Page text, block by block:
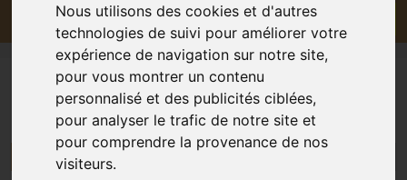
Nous utilisons des cookies et d'autres
technologies de suivi pour améliorer votre
expérience de navigation sur notre site,
pour vous montrer un contenu
personnalisé et des publicités ciblées,
pour analyser le trafic de notre site et
pour comprendre la provenance de nos
visiteurs.
Menu Promotions
Eden
Menu/Filtres